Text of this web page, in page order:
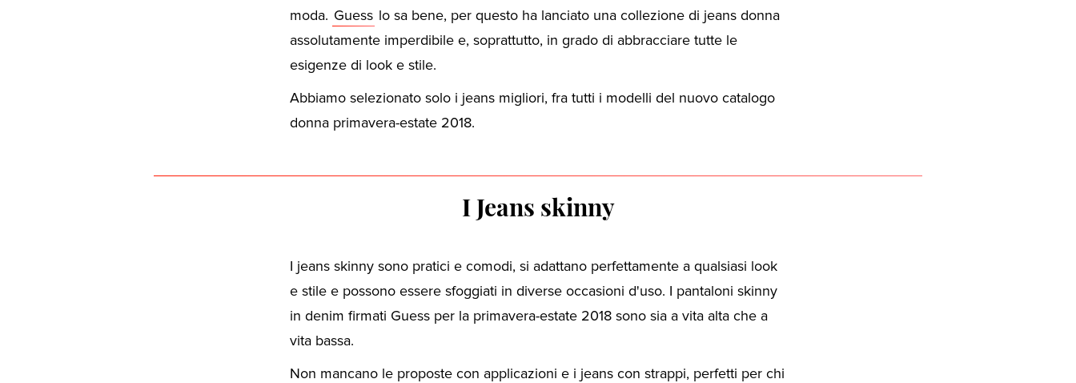
moda. Guess lo sa bene, per questo ha lanciato una collezione di jeans donna
assolutamente imperdibile e, soprattutto, in grado di abbracciare tutte le
esigenze di look e stile.
Abbiamo selezionato solo i jeans migliori, fra tutti i modelli del nuovo catalogo
donna primavera-estate 2018.
I Jeans skinny
I jeans skinny sono pratici e comodi, si adattano perfettamente a qualsiasi look
e stile e possono essere sfoggiati in diverse occasioni d'uso. I pantaloni skinny
in denim firmati Guess per la primavera-estate 2018 sono sia a vita alta che a
vita bassa.
Non mancano le proposte con applicazioni e i jeans con strappi, perfetti per chi